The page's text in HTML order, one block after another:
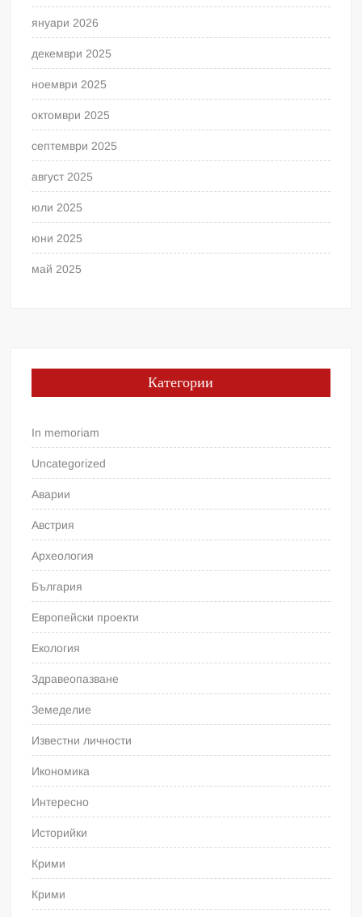
януари 2026
декември 2025
ноември 2025
октомври 2025
септември 2025
август 2025
юли 2025
юни 2025
май 2025
Категории
In memoriam
Uncategorized
Аварии
Австрия
Археология
България
Европейски проекти
Екология
Здравеопазване
Земеделие
Известни личности
Икономика
Интересно
Историйки
Крими
Крими